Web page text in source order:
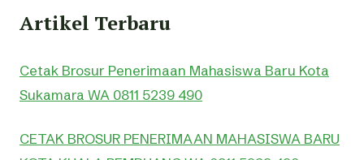
Artikel Terbaru
Cetak Brosur Penerimaan Mahasiswa Baru Kota
Sukamara WA 0811 5239 490
CETAK BROSUR PENERIMAAN MAHASISWA BARU